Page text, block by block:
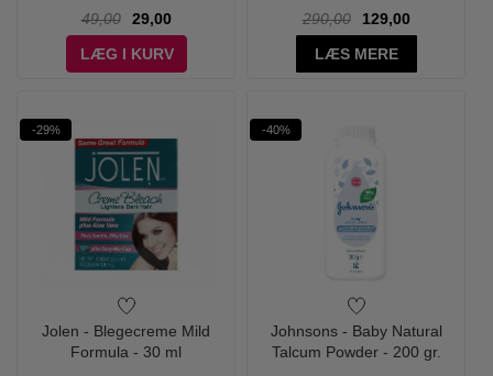
49,00
29,00
LÆG I KURV
290,00
129,00
LÆS MERE
-29%
Jolen - Blegecreme Mild
Formula - 30 ml
-40%
Johnsons - Baby Natural
Talcum Powder - 200 gr.